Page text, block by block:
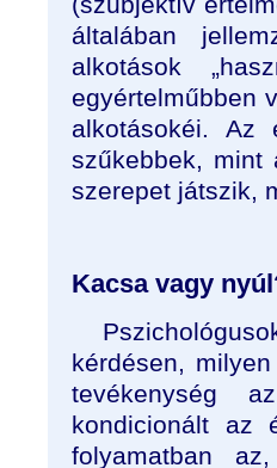
általában
alkotások
egyértelműbben
alkotásokéi. Az
szűkebbek, mint
szerepet játszik,
Kacsa vagy
kérdésen,
tevékenység
kondicionált az
folyamatban